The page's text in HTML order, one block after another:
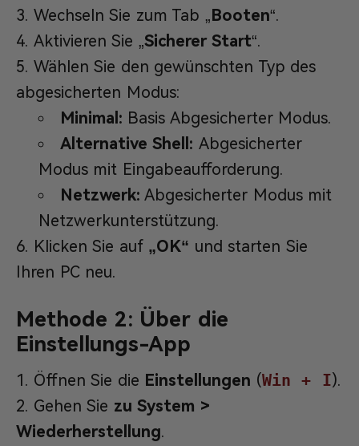
Wechseln Sie zum Tab „Booten“.
Aktivieren Sie „Sicherer Start“.
Wählen Sie den gewünschten Typ des
abgesicherten Modus:
Minimal: Basis Abgesicherter Modus.
Alternative Shell: Abgesicherter
Modus mit Eingabeaufforderung.
Netzwerk: Abgesicherter Modus mit
Netzwerkunterstützung.
Klicken Sie auf„OK“ und starten Sie
Ihren PC neu.
Methode 2: Über die
Einstellungs-App
Öffnen Sie die Einstellungen (Win + I).
Gehen Sie zu System >
Wiederherstellung.